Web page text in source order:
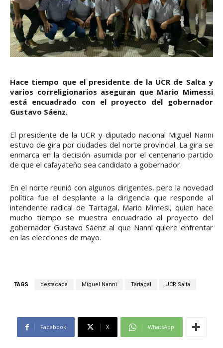
Hace tiempo que el presidente de la UCR de Salta y
varios correligionarios aseguran que Mario Mimessi
está encuadrado con el proyecto del gobernador
Gustavo Sáenz.
El presidente de la UCR y diputado nacional Miguel Nanni
estuvo de gira por ciudades del norte provincial. La gira se
enmarca en la decisión asumida por el centenario partido
de que el cafayateño sea candidato a gobernador.
En el norte reunió con algunos dirigentes, pero la novedad
política fue el desplante a la dirigencia que responde al
intendente radical de Tartagal, Mario Mimesi, quien hace
mucho tiempo se muestra encuadrado al proyecto del
gobernador Gustavo Sáenz al que Nanni quiere enfrentar
en las elecciones de mayo.
TAGS destacada Miguel Nanni Tartagal UCR Salta
Facebook X WhatsApp